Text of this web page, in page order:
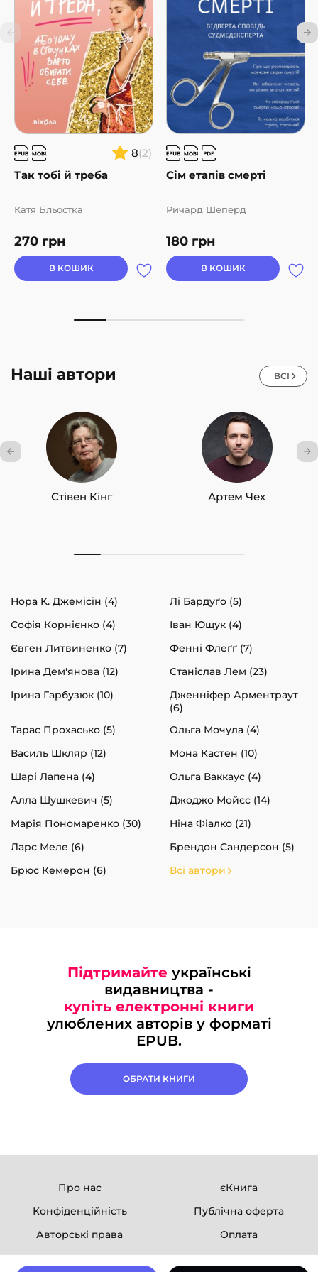
поляків, а вже за мить розгублено кліпаєш, коли автор
із безжалісною точністю зображує, наскільки
короткочасним виявилося об’єднання. Ще до того, як
труну із Папою доправили до гроту в соборі святого
Петра, обрáзи, спекулювання та сповнені ненависті
суперечки повернулися. Ця книга про те, що ані сліпа
віра у величне, ані пристрасні запевняння самих себе у
власній доброті та моральності, не роблять нас
хорошими. Анітрохи. Дуже рекомендую. Макс Кідрук
8(2)
Так тобі й треба
270 грн
Катя Бльостка
В КОШИК
Сім етапів смерті
180 грн
Ричард Шеперд
В КОШИК
Наші автори ВСІ
Стівен Кінг Артем Чех
Нора K. Джемісін (4)
Лі Бардуґо (5)
Софія Корнієнко (4)
Іван Ющук (4)
Євген Литвиненко (7)
Фенні Флеґґ (7)
Ірина Дем'янова (12)
Станіслав Лем (23)
Ірина Гарбузюк (10)
Дженніфер Арментраут
(6)
Тарас Прохасько (5)
Ольга Мочула (4)
Василь Шкляр (12)
Мона Кастен (10)
Шарі Лапена (4)
Ольга Ваккаус (4)
Алла Шушкевич (5)
Джоджо Мойєс (14)
Марія Пономаренко (30)
Ніна Фіалко (21)
Ларс Меле (6)
Брендон Сандерсон (5)
Брюс Кемерон (6)
Всі автори
Підтримайте українські
видавництва -
купіть електронні книги
улюблених авторів у форматі
EPUB.
ОБРАТИ КНИГИ
Про нас
єКнига
Конфіденційність
Публічна оферта
Авторські права
Оплата